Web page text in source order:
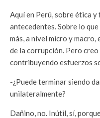
Aquí en Perú, sobre ética
antecedentes. Sobre lo
más, a nivel micro y macro,
de la corrupción. Pero
contribuyendo esfuerzos
-¿Puede terminar siendo
unilateralmente?
Dañino, no. Inútil, sí,